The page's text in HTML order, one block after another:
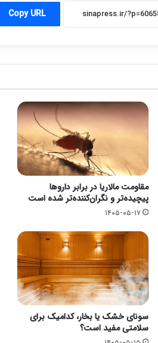
Copy URL
مقاومت مالاریا در برابر داروها
پیچیده‌تر و نگران‌کننده‌تر شده است
۱۴۰۵-۰۵-۱۷
سونای خشک یا بخار، کدامیک برای
سلامتی مفید است؟